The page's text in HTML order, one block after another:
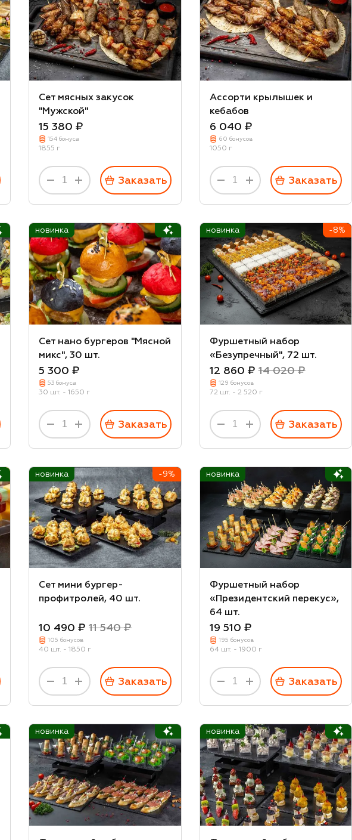
Сет мясных закусок
"Мужской"
15 380 ₽
154 бонуса
1855 г
Заказать
Ассорти крылышек и
кебабов
6 040 ₽
60 бонусов
1050 г
Заказать
новинка
Сет нано бургеров "Мясной
микс", 30 шт.
5 300 ₽
53 бонуса
30 шт. - 1650 г
Заказать
новинка -8%
Фуршетный набор
«Безупречный", 72 шт.
12 860 ₽14 020 ₽
129 бонусов
72 шт. - 2 520 г
Заказать
новинка -9%
Сет мини бургер-
профитролей, 40 шт.
10 490 ₽11 540 ₽
105 бонусов
40 шт. - 1850 г
Заказать
новинка
Фуршетный набор
«Президентский перекус»,
64 шт.
19 510 ₽
195 бонусов
64 шт. - 1900 г
Заказать
новинка новинка